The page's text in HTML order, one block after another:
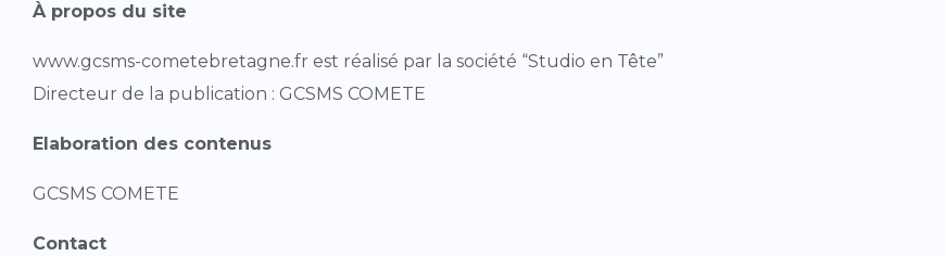
À propos du site
www.gcsms-cometebretagne.fr est réalisé par la société “Studio en Tête”
Directeur de la publication : GCSMS COMETE
Elaboration des contenus
GCSMS COMETE
Contact